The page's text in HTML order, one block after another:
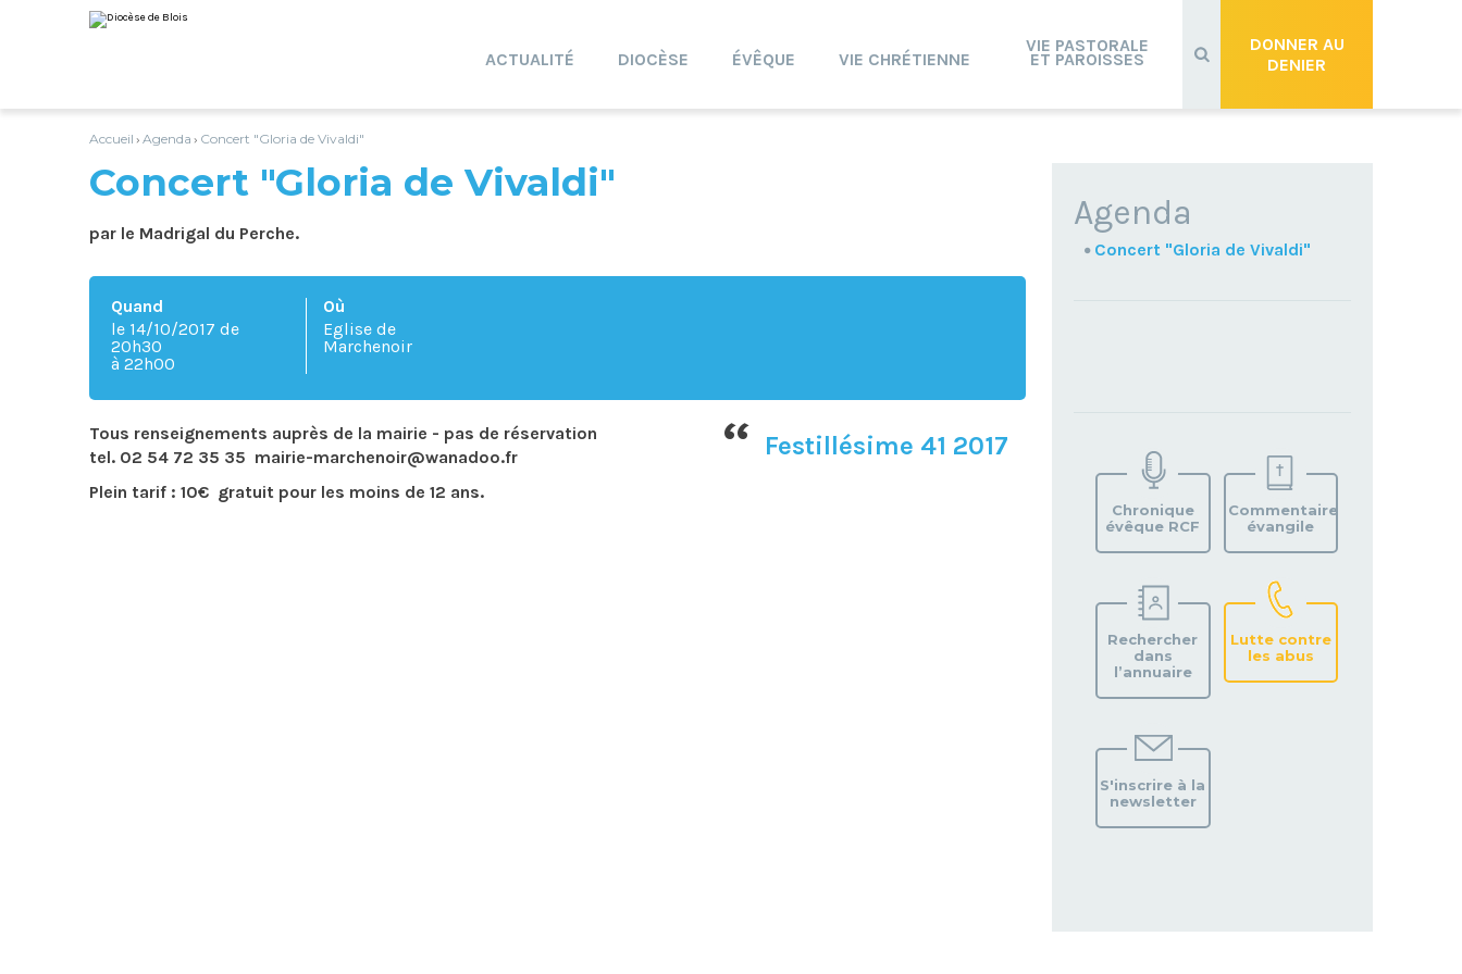
au
contenu.
personnels
DONNER AU
DENIER
ACTUALITÉ DIOCÈSE ÉVÊQUE VIE CHRÉTIENNE
VIE PASTORALE
ET PAROISSES
Accueil › Agenda › Concert "Gloria de Vivaldi"
Concert "Gloria de Vivaldi"
par le Madrigal du Perche.
Quand
le 14/10/2017 de
20h30
à 22h00
Où
Eglise de
Marchenoir
Festillésime 41 2017
Tous renseignements auprès de la mairie - pas de réservation
tel. 02 54 72 35 35 mairie-marchenoir@wanadoo.fr
Plein tarif : 10€ gratuit pour les moins de 12 ans.
NAVIGATION
Agenda
Concert "Gloria de Vivaldi"
VOTRE
PAROISSE
Chronique
évêque RCF
Commentaire
évangile
Rechercher
dans
l’annuaire
Lutte contre
les abus
S'inscrire à la
newsletter